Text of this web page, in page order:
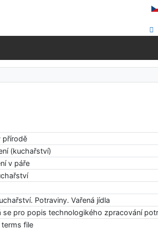
přírodě
(kuchařství)
v páře
Potraviny. Vařená jídla
se pro popis technologikého zpracování
terms file